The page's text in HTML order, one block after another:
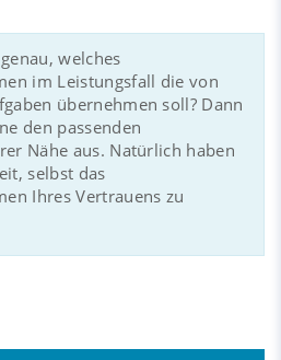
welches
im Leistungsfall die von
übernehmen soll? Dann
den passenden
Nähe aus. Natürlich haben
selbst das
Ihres Vertrauens zu